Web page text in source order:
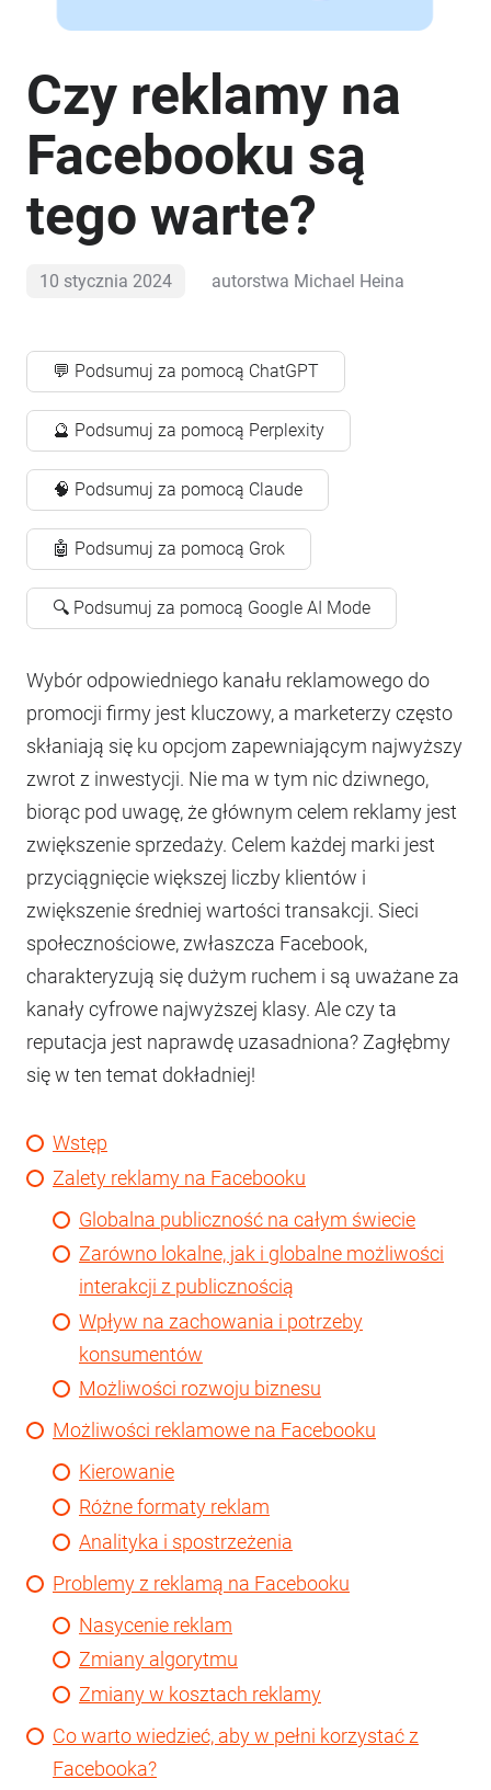
Czy reklamy na
Facebooku są
tego warte?
10 stycznia 2024 autorstwa Michael Heina
💬 Podsumuj za pomocą ChatGPT
🔮 Podsumuj za pomocą Perplexity
🧠 Podsumuj za pomocą Claude
🤖 Podsumuj za pomocą Grok
🔍 Podsumuj za pomocą Google AI Mode
Wybór odpowiedniego kanału reklamowego do
promocji firmy jest kluczowy, a marketerzy często
skłaniają się ku opcjom zapewniającym najwyższy
zwrot z inwestycji. Nie ma w tym nic dziwnego,
biorąc pod uwagę, że głównym celem reklamy jest
zwiększenie sprzedaży. Celem każdej marki jest
przyciągnięcie większej liczby klientów i
zwiększenie średniej wartości transakcji. Sieci
społecznościowe, zwłaszcza Facebook,
charakteryzują się dużym ruchem i są uważane za
kanały cyfrowe najwyższej klasy. Ale czy ta
reputacja jest naprawdę uzasadniona? Zagłębmy
się w ten temat dokładniej!
Wstęp
Zalety reklamy na Facebooku
Globalna publiczność na całym świecie
Zarówno lokalne, jak i globalne możliwości
interakcji z publicznością
Wpływ na zachowania i potrzeby
konsumentów
Możliwości rozwoju biznesu
Możliwości reklamowe na Facebooku
Kierowanie
Różne formaty reklam
Analityka i spostrzeżenia
Problemy z reklamą na Facebooku
Nasycenie reklam
Zmiany algorytmu
Zmiany w kosztach reklamy
Co warto wiedzieć, aby w pełni korzystać z
Facebooka?